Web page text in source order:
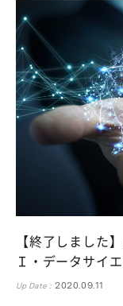
。（フェーズ2で対応）
【終了しました
Ｉ・データサイ
Up Date : 2020.09.11